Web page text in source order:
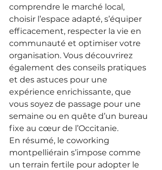
comprendre le marché local,
choisir l’espace adapté, s’équiper
efficacement, respecter la vie en
communauté et optimiser votre
organisation. Vous découvrirez
également des conseils pratiques
et des astuces pour une
expérience enrichissante, que
vous soyez de passage pour une
semaine ou en quête d’un bureau
fixe au cœur de l’Occitanie.
En résumé, le coworking
montpelliérain s’impose comme
un terrain fertile pour adopter le